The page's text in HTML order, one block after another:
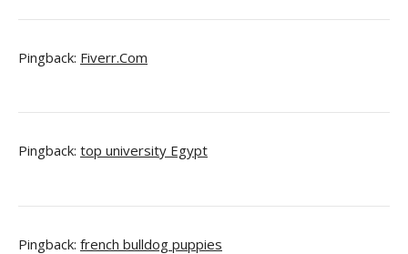
Pingback: Fiverr.Com
Pingback: top university Egypt
Pingback: french bulldog puppies